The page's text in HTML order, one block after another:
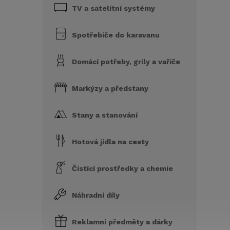
TV a satelitní systémy
Spotřebiče do karavanu
Domácí potřeby, grily a vařiče
Markýzy a předstany
Stany a stanování
Hotová jídla na cesty
Čistící prostředky a chemie
Náhradní díly
Reklamní předměty a dárky